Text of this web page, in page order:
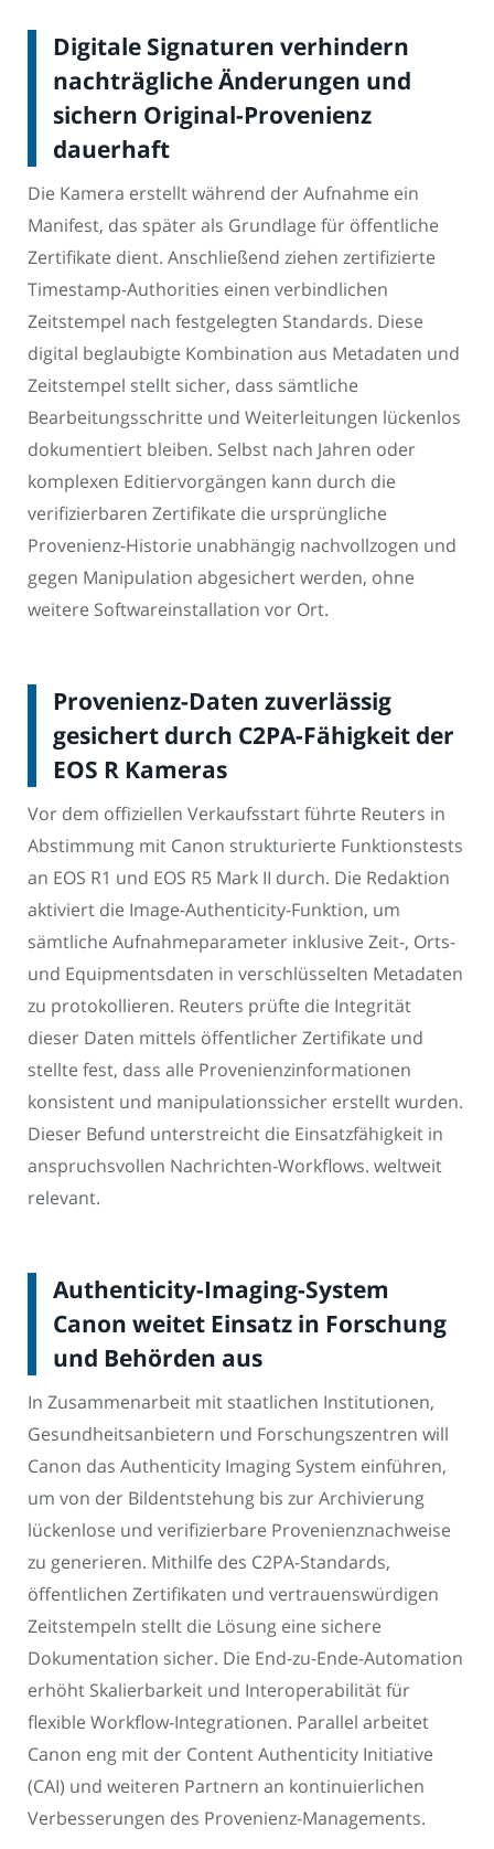
Digitale Signaturen verhindern
nachträgliche Änderungen und
sichern Original-Provenienz
dauerhaft
Die Kamera erstellt während der Aufnahme ein
Manifest, das später als Grundlage für öffentliche
Zertifikate dient. Anschließend ziehen zertifizierte
Timestamp-Authorities einen verbindlichen
Zeitstempel nach festgelegten Standards. Diese
digital beglaubigte Kombination aus Metadaten und
Zeitstempel stellt sicher, dass sämtliche
Bearbeitungsschritte und Weiterleitungen lückenlos
dokumentiert bleiben. Selbst nach Jahren oder
komplexen Editiervorgängen kann durch die
verifizierbaren Zertifikate die ursprüngliche
Provenienz-Historie unabhängig nachvollzogen und
gegen Manipulation abgesichert werden, ohne
weitere Softwareinstallation vor Ort.
Provenienz-Daten zuverlässig
gesichert durch C2PA-Fähigkeit der
EOS R Kameras
Vor dem offiziellen Verkaufsstart führte Reuters in
Abstimmung mit Canon strukturierte Funktionstests
an EOS R1 und EOS R5 Mark II durch. Die Redaktion
aktiviert die Image-Authenticity-Funktion, um
sämtliche Aufnahmeparameter inklusive Zeit-, Orts-
und Equipmentsdaten in verschlüsselten Metadaten
zu protokollieren. Reuters prüfte die Integrität
dieser Daten mittels öffentlicher Zertifikate und
stellte fest, dass alle Provenienzinformationen
konsistent und manipulationssicher erstellt wurden.
Dieser Befund unterstreicht die Einsatzfähigkeit in
anspruchsvollen Nachrichten-Workflows. weltweit
relevant.
Authenticity-Imaging-System
Canon weitet Einsatz in Forschung
und Behörden aus
In Zusammenarbeit mit staatlichen Institutionen,
Gesundheitsanbietern und Forschungszentren will
Canon das Authenticity Imaging System einführen,
um von der Bildentstehung bis zur Archivierung
lückenlose und verifizierbare Provenienznachweise
zu generieren. Mithilfe des C2PA-Standards,
öffentlichen Zertifikaten und vertrauenswürdigen
Zeitstempeln stellt die Lösung eine sichere
Dokumentation sicher. Die End-zu-Ende-Automation
erhöht Skalierbarkeit und Interoperabilität für
flexible Workflow-Integrationen. Parallel arbeitet
Canon eng mit der Content Authenticity Initiative
(CAI) und weiteren Partnern an kontinuierlichen
Verbesserungen des Provenienz-Managements.